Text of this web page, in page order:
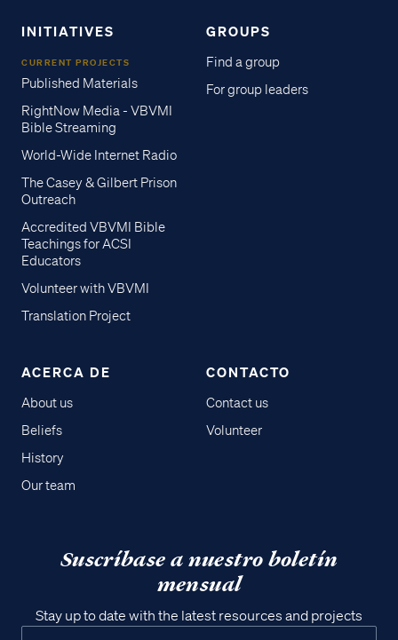
INITIATIVES
CURRENT PROJECTS
Published Materials
RightNow Media - VBVMI
Bible Streaming
World-Wide Internet Radio
The Casey & Gilbert Prison
Outreach
Accredited VBVMI Bible
Teachings for ACSI
Educators
Volunteer with VBVMI
Translation Project
GROUPS
Find a group
For group leaders
ACERCA DE
About us
Beliefs
History
Our team
CONTACTO
Contact us
Volunteer
Suscríbase a nuestro boletín
mensual
Stay up to date with the latest resources and projects